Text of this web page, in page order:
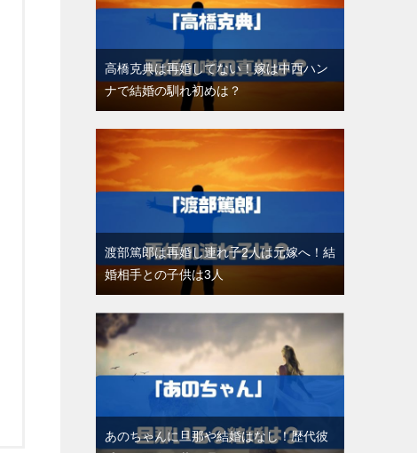
高橋克典は再婚してない！嫁は中西ハン
ナで結婚の馴れ初めは？
渡部篤郎は再婚し連れ子2人は元嫁へ！結
婚相手との子供は3人
あのちゃんに旦那や結婚はなし！歴代彼